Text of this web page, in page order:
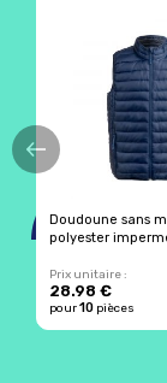
Doudoune sans
polyester
Prix unitaire :
28.98 €
pour10 pièces